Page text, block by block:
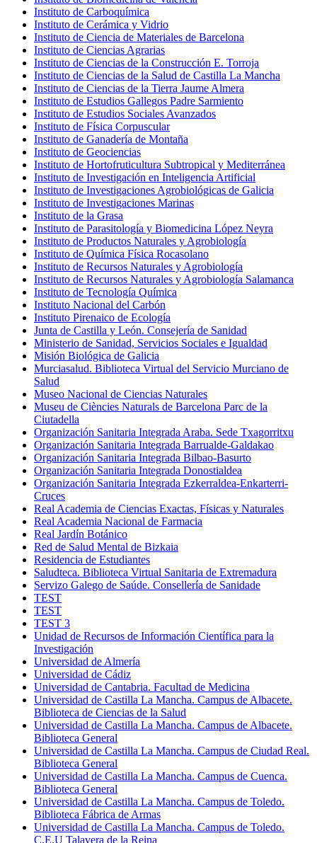
Instituto de Carboquímica
Instituto de Cerámica y Vidrio
Instituto de Ciencia de Materiales de Barcelona
Instituto de Ciencias Agrarias
Instituto de Ciencias de la Construcción E. Torroja
Instituto de Ciencias de la Salud de Castilla La Mancha
Instituto de Ciencias de la Tierra Jaume Almera
Instituto de Estudios Gallegos Padre Sarmiento
Instituto de Estudios Sociales Avanzados
Instituto de Física Corpuscular
Instituto de Ganadería de Montaña
Instituto de Geociencias
Instituto de Hortofruticultura Subtropical y Mediterránea
Instituto de Investigación en Inteligencia Artificial
Instituto de Investigaciones Agrobiológicas de Galicia
Instituto de Investigaciones Marinas
Instituto de la Grasa
Instituto de Parasitología y Biomedicina López Neyra
Instituto de Productos Naturales y Agrobiología
Instituto de Química Física Rocasolano
Instituto de Recursos Naturales y Agrobiología
Instituto de Recursos Naturales y Agrobiología Salamanca
Instituto de Tecnología Química
Instituto Nacional del Carbón
Instituto Pirenaico de Ecología
Junta de Castilla y León. Consejería de Sanidad
Ministerio de Sanidad, Servicios Sociales e Igualdad
Misión Biológica de Galicia
Murciasalud. Biblioteca Virtual del Servicio Murciano de
Salud
Museo Nacional de Ciencias Naturales
Museu de Ciències Naturals de Barcelona Parc de la
Ciutadella
Organización Sanitaria Integrada Araba. Sede Txagorritxu
Organización Sanitaria Integrada Barrualde-Galdakao
Organización Sanitaria Integrada Bilbao-Basurto
Organización Sanitaria Integrada Donostialdea
Organización Sanitaria Integrada Ezkerraldea-Enkarterri-
Cruces
Real Academia de Ciencias Exactas, Físicas y Naturales
Real Academia Nacional de Farmacia
Real Jardín Botánico
Red de Salud Mental de Bizkaia
Residencia de Estudiantes
Saludteca. Biblioteca Virtual Sanitaria de Extremadura
Servizo Galego de Saúde. Consellería de Sanidade
TEST
TEST
TEST 3
Unidad de Recursos de Información Científica para la
Investigación
Universidad de Almería
Universidad de Cádiz
Universidad de Cantabria. Facultad de Medicina
Universidad de Castilla La Mancha. Campus de Albacete.
Biblioteca de Ciencias de la Salud
Universidad de Castilla La Mancha. Campus de Albacete.
Biblioteca General
Universidad de Castilla La Mancha. Campus de Ciudad Real.
Biblioteca General
Universidad de Castilla La Mancha. Campus de Cuenca.
Biblioteca General
Universidad de Castilla La Mancha. Campus de Toledo.
Biblioteca Fábrica de Armas
Universidad de Castilla La Mancha. Campus de Toledo.
C.E.U Talavera de la Reina